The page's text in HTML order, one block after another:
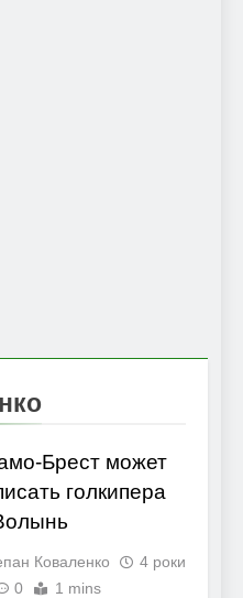
Брест может
голкипера
Коваленко
4 роки
0 1 mins